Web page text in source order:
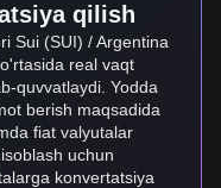
qilish
Sui (SUI) / Argentina
real vaqt
quvvatlaydi. Yodda
berish maqsadida
fiat valyutalar
uchun
konvertatsiya